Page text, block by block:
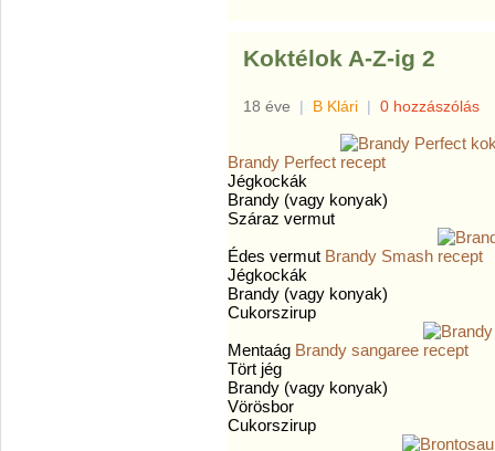
Koktélok A-Z-ig 2
18 éve | B Klári | 0 hozzászólás
Brandy Perfect
Jégkockák
Brandy (vagy konyak)
Száraz vermut
Édes vermut Brandy Smash
Jégkockák
Brandy (vagy konyak)
Cukorszirup
Mentaág Brandy sangaree
Tört jég
Brandy (vagy konyak)
Vörösbor
Cukorszirup